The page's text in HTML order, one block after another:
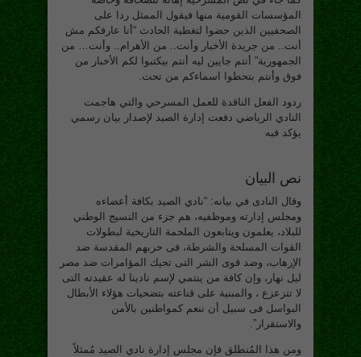
المؤسسات القومية منها فيقول الممثل ردا على
الصحفيين الذين حضوا لتغطية الحادث “أنا عارفكم مش
أنت.. من جريدة الأخبار وأنت.. من الأهرام.. وأنت… من
الجمهورية” أنتم جايين ليه أنتم بيكتبوا لكم الأخبار من
فوق وأنتم بتحطوا اسماءكم من تحت.
ردود الفعل الناقدة للعمل المسرحي والتي هاجمت
النادي الرياضي دفعت إدارة الصيد لإصدار بيان رسمي
يؤكد فيه
نص البيان
وقال النادى في بيانه: “نادي الصيد بكافة أعضاءه
ومجلس إدارته وموظفيه، هم جزء من النسيج الوطني
للبلاد، يعلمون ويتابعون الملحمة التاريخية لبطولات
القوات المسلحة والشرطة، فى حربهم المقدسة ضد
الإرهاب، وضد قوى الشر التى تحيك المؤامرات ضد مصر
ليل نهار، وإن كافة من ينتمي لإسم نادينا له عقيدته التى
لا تتزعزع ، والمبنية على قناعته بتضحيات هؤلاء الأبطال
البواسل فى سبيل أن ننعم كمواطنين بالأمن
والاستقرار”.
ومن هذا المُنطلق فإن مجلس إدارة نادي الصيد مُمثلاً